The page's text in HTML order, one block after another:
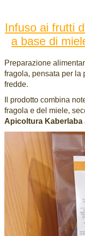
Infuso ai frutti
a base di
Preparazione
fragola, pensata per la
fredde.
Il prodotto combina
fragola e del miele,
Apicoltura Kaberlaba